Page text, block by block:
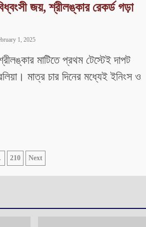
জয়, শ্রীলঙ্কার রেকর্ড গড়া
1, 2025
মাটিতে প্রথম টেস্টেই দাপট
মাত্র চার দিনের মধ্যেই ইনিংস ও
210 Next